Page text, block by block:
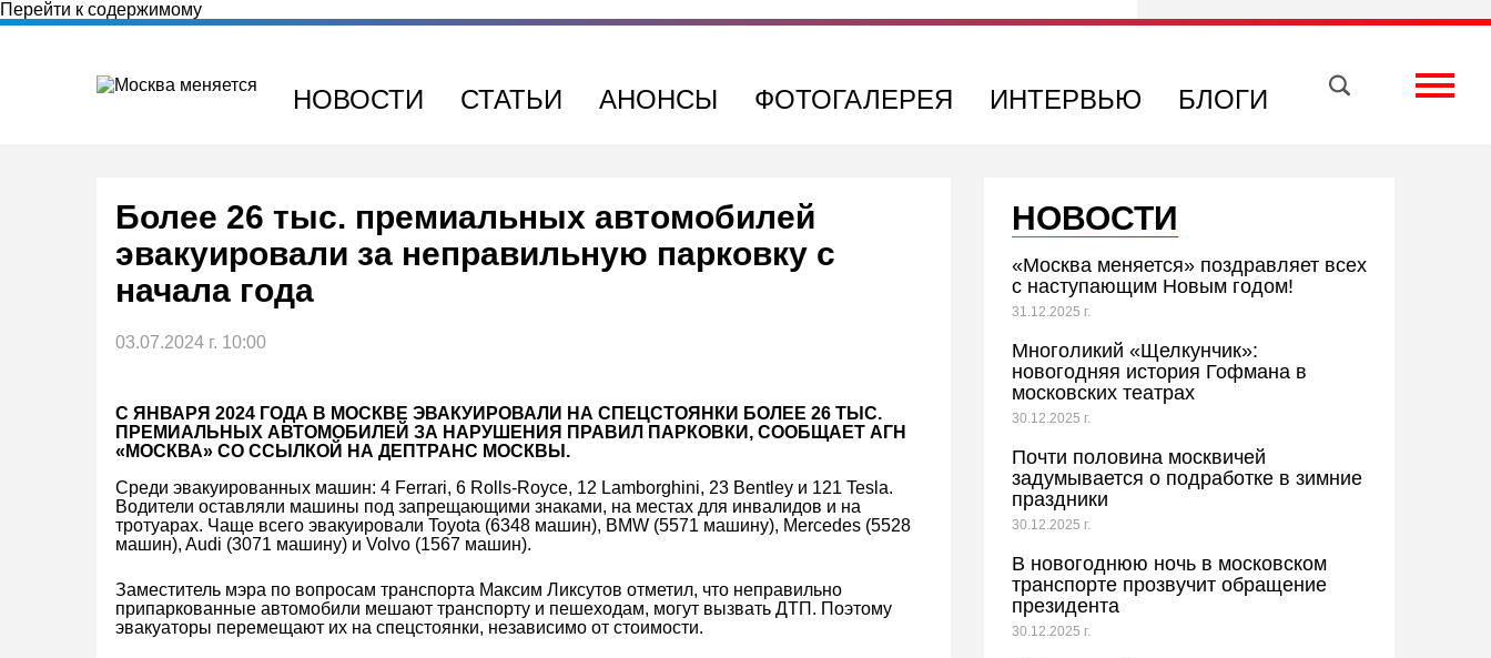
Перейти к содержимому
НОВОСТИ СТАТЬИ АНОНСЫ ФОТОГАЛЕРЕЯ ИНТЕРВЬЮ БЛОГИ
ВконтактеТелеграм
Более 26 тыс. премиальных автомобилей
эвакуировали за неправильную парковку с
начала года
03.07.2024 г. 10:00
С ЯНВАРЯ 2024 ГОДА В МОСКВЕ ЭВАКУИРОВАЛИ НА СПЕЦСТОЯНКИ БОЛЕЕ 26 ТЫС.
ПРЕМИАЛЬНЫХ АВТОМОБИЛЕЙ ЗА НАРУШЕНИЯ ПРАВИЛ ПАРКОВКИ, СООБЩАЕТ АГН
«МОСКВА» СО ССЫЛКОЙ НА ДЕПТРАНС МОСКВЫ.
Среди эвакуированных машин: 4 Ferrari, 6 Rolls-Royce, 12 Lamborghini, 23 Bentley и 121 Tesla.
Водители оставляли машины под запрещающими знаками, на местах для инвалидов и на
тротуарах. Чаще всего эвакуировали Toyota (6348 машин), BMW (5571 машину), Mercedes (5528
машин), Audi (3071 машину) и Volvo (1567 машин).
Заместитель мэра по вопросам транспорта Максим Ликсутов отметил, что неправильно
припаркованные автомобили мешают транспорту и пешеходам, могут вызвать ДТП. Поэтому
эвакуаторы перемещают их на спецстоянки, независимо от стоимости.
НОВОСТИ
«Москва меняется» поздравляет всех
с наступающим Новым годом!
31.12.2025 г.
Многоликий «Щелкунчик»:
новогодняя история Гофмана в
московских театрах
30.12.2025 г.
Почти половина москвичей
задумывается о подработке в зимние
праздники
30.12.2025 г.
В новогоднюю ночь в московском
транспорте прозвучит обращение
президента
30.12.2025 г.